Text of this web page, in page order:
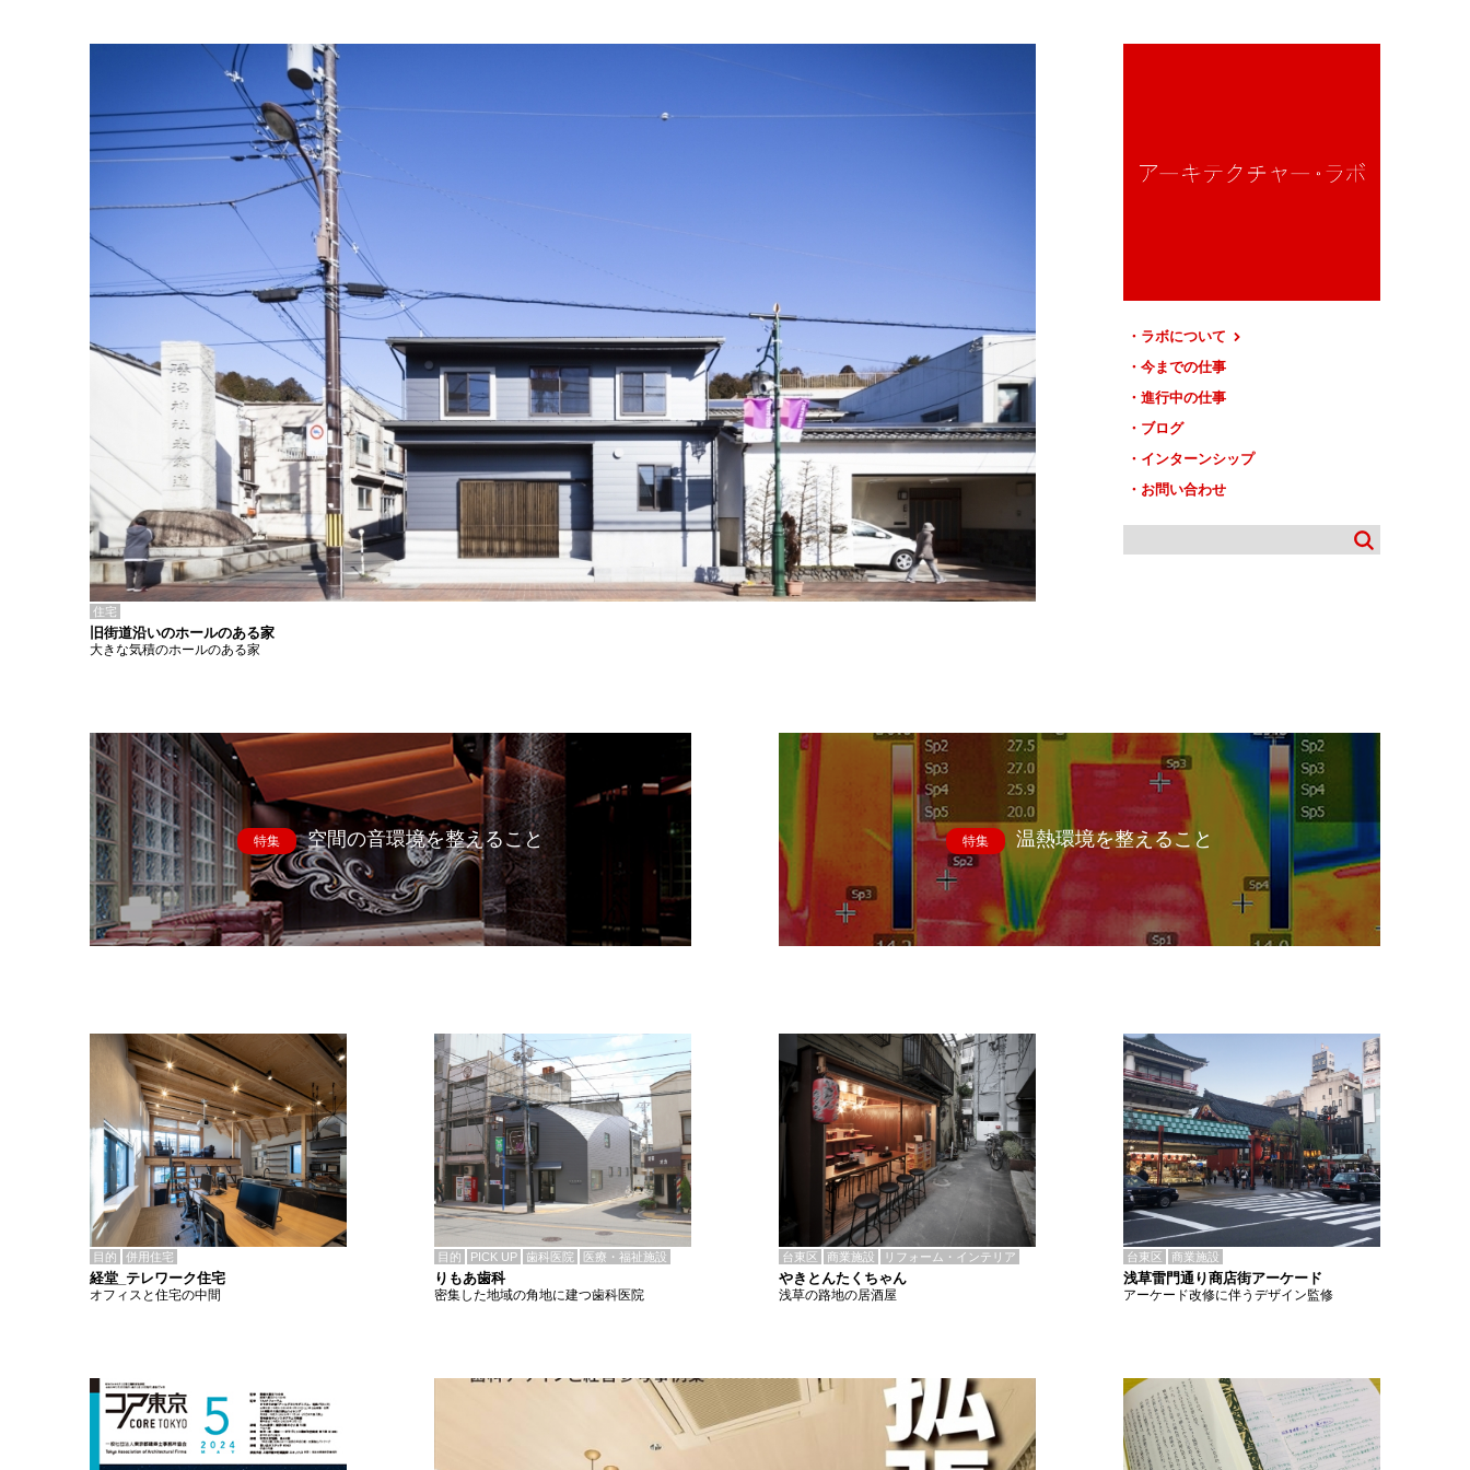
ラボについて
今までの仕事
進行中の仕事
ブログ
インターンシップ
お問い合わせ
住宅
旧街道沿いのホールのある家
大きな気積のホールのある家
特集 空間の音環境を整えること 特集 温熱環境を整えること
目的 併用住宅
経堂_テレワーク住宅
オフィスと住宅の中間
目的 PICK UP 歯科医院 医療・福祉施設
りもあ歯科
密集した地域の角地に建つ歯科医院
台東区 商業施設 リフォーム・インテリア
やきとんたくちゃん
浅草の路地の居酒屋
台東区 商業施設
浅草雷門通り商店街アーケード
アーケード改修に伴うデザイン監修